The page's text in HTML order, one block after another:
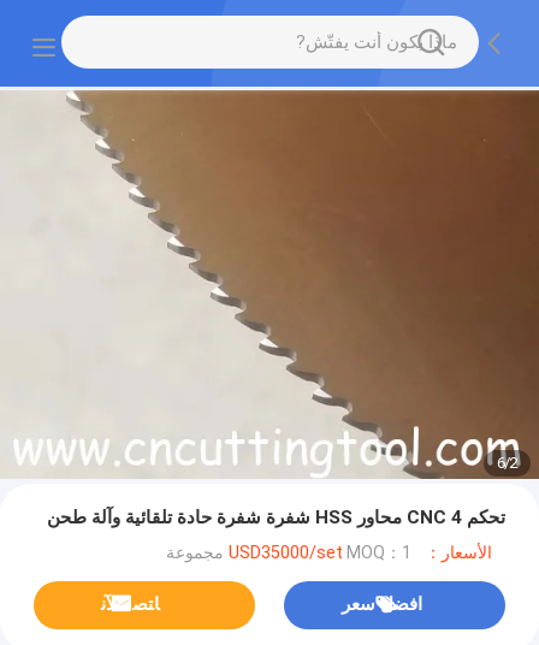
2
/
6
تحكم CNC 4 محاور HSS شفرة شفرة حادة تلقائية وآلة طحن
الأسعار：USD35000/set MOQ：1 مجموعة
افضل سعر ﺎﺘﺼﻟ ﺍﻶﻧ